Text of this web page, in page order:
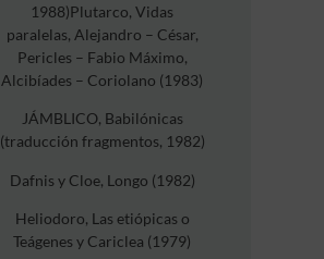
1988)Plutarco, Vidas
paralelas, Alejandro – César,
Pericles – Fabio Máximo,
Alcibíades – Coriolano (1983)
JÁMBLICO, Babilónicas
(traducción fragmentos, 1982)
Dafnis y Cloe, Longo (1982)
Heliodoro, Las etiópicas o
Teágenes y Cariclea (1979)